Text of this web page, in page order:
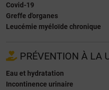
Covid-19
Greffe d'organes
Leucémie myéloïde chronique
PRÉVENTION À LA
Eau et hydratation
Incontinence urinaire